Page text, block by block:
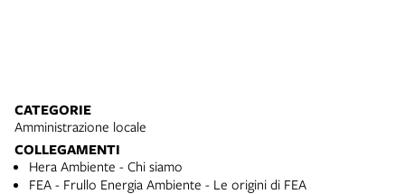
CATEGORIE
Amministrazione locale
COLLEGAMENTI
Hera Ambiente - Chi siamo
FEA - Frullo Energia Ambiente - Le origini di FEA